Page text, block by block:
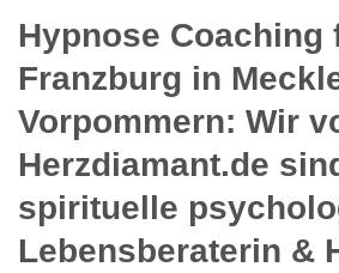
Hypnose Coaching
Franzburg in
Vorpommern: Wir
Herzdiamant.de
spirituelle
Lebensberaterin &